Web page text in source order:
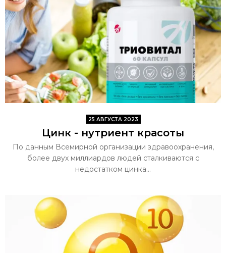
25 АВГУСТА 2023
Цинк - нутриент красоты
По данным Всемирной организации здравоохранения,
более двух миллиардов людей сталкиваются с
недостатком цинка...